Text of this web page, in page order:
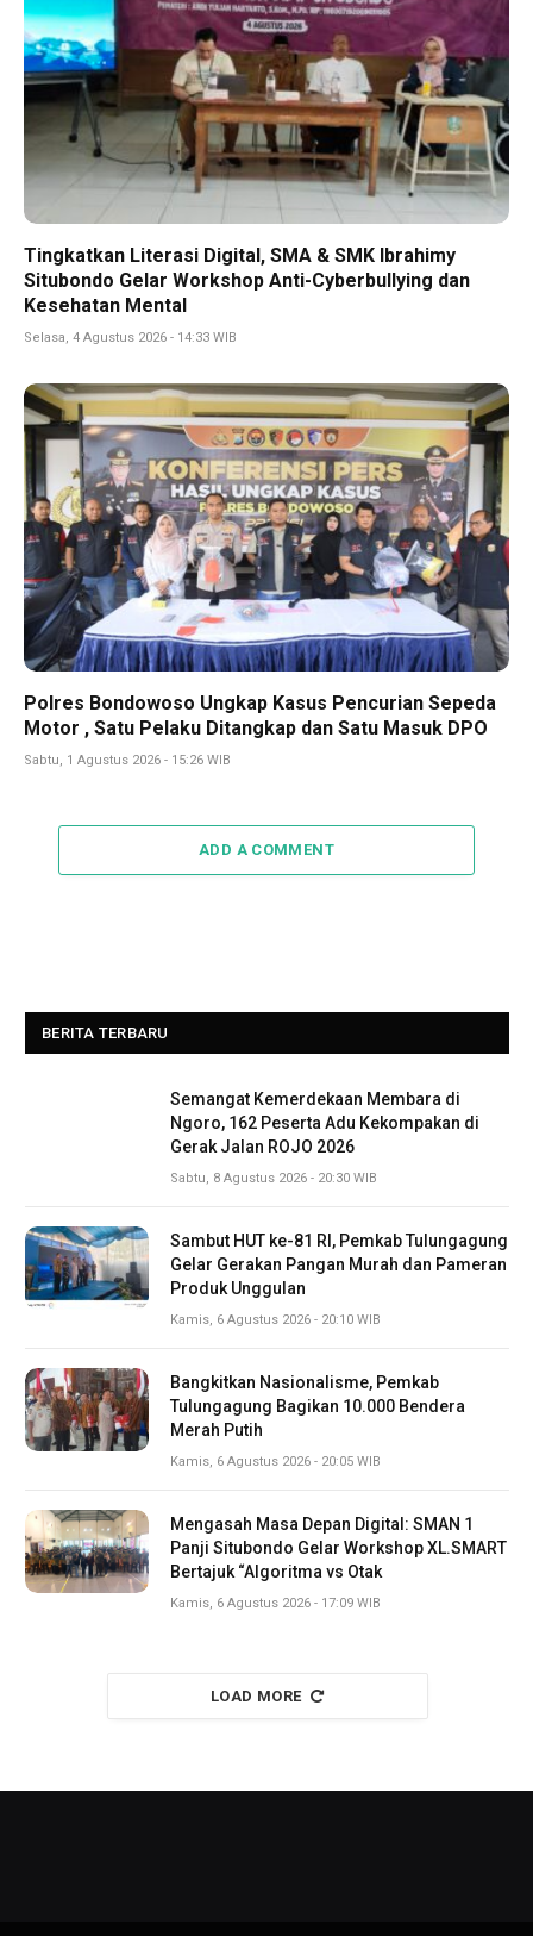
Tingkatkan Literasi Digital, SMA & SMK Ibrahimy
Situbondo Gelar Workshop Anti-Cyberbullying dan
Kesehatan Mental
Selasa, 4 Agustus 2026 - 14:33 WIB
Polres Bondowoso Ungkap Kasus Pencurian Sepeda
Motor , Satu Pelaku Ditangkap dan Satu Masuk DPO
Sabtu, 1 Agustus 2026 - 15:26 WIB
ADD A COMMENT
BERITA TERBARU
Semangat Kemerdekaan Membara di
Ngoro, 162 Peserta Adu Kekompakan di
Gerak Jalan ROJO 2026
Sabtu, 8 Agustus 2026 - 20:30 WIB
Sambut HUT ke-81 RI, Pemkab Tulungagung
Gelar Gerakan Pangan Murah dan Pameran
Produk Unggulan
Kamis, 6 Agustus 2026 - 20:10 WIB
Bangkitkan Nasionalisme, Pemkab
Tulungagung Bagikan 10.000 Bendera
Merah Putih
Kamis, 6 Agustus 2026 - 20:05 WIB
Mengasah Masa Depan Digital: SMAN 1
Panji Situbondo Gelar Workshop XL.SMART
Bertajuk “Algoritma vs Otak
Kamis, 6 Agustus 2026 - 17:09 WIB
LOAD MORE